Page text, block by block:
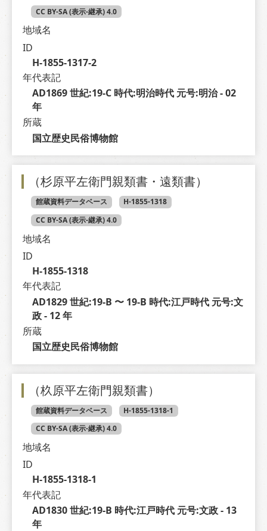
CC BY-SA (表示-継承) 4.0
地域名
ID
H-1855-1317-2
年代表記
AD1869 世紀:19-C 時代:明治時代 元号:明治 - 02
年
所蔵
国立歴史民俗博物館
（杉原平左衛門親類書・遠類書）
館蔵資料データベース
H-1855-1318
CC BY-SA (表示-継承) 4.0
地域名
ID
H-1855-1318
年代表記
AD1829 世紀:19-B 〜 19-B 時代:江戸時代 元号:文
政 - 12 年
所蔵
国立歴史民俗博物館
（杦原平左衛門親類書）
館蔵資料データベース
H-1855-1318-1
CC BY-SA (表示-継承) 4.0
地域名
ID
H-1855-1318-1
年代表記
AD1830 世紀:19-B 時代:江戸時代 元号:文政 - 13
年